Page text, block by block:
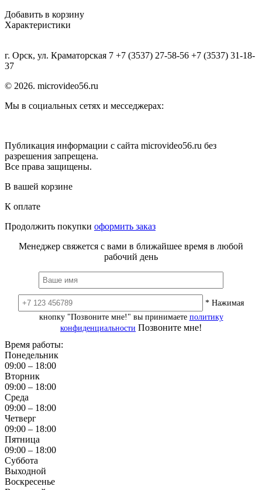
Добавить в корзину
Характеристики
г. Орск, ул. Краматорская 7 +7 (3537) 27-58-56 +7 (3537) 31-18-
37
© 2026. microvideo56.ru
Мы в социальных сетях и месседжерах:
Публикация информации с сайта microvideo56.ru без
разрешения запрещена.
Все права защищены.
В вашей корзине
К оплате
Продолжить покупки оформить заказ
Менеджер свяжется с вами в ближайшее время в любой
рабочий день
* Нажимая
кнопку "Позвоните мне!" вы принимаете политику
конфиденциальности Позвоните мне!
Время работы:
Понедельник
09:00 – 18:00
Вторник
09:00 – 18:00
Среда
09:00 – 18:00
Четверг
09:00 – 18:00
Пятница
09:00 – 18:00
Суббота
Выходной
Воскресенье